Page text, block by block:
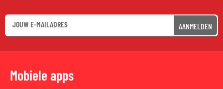
AANMELDEN
Mobiele apps